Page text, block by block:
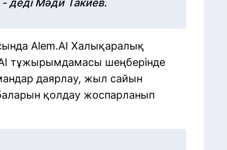
- деді Мәди Такиев.
Alem.AI Халықаралық
тұжырымдамасы шеңберінде
даярлау, жыл сайын
қолдау жоспарланып